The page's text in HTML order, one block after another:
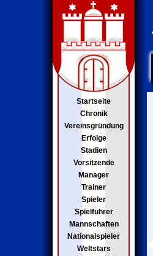
Startseite
Chronik
Vereinsgründung
Erfolge
Stadien
Vorsitzende
Manager
Trainer
Spieler
Spielführer
Mannschaften
Nationalspieler
Weltstars